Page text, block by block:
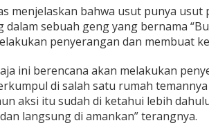
menjelaskan bahwa usut punya usut
dalam sebuah geng yang bernama
penyerangan dan membuat
ini berencana akan melakukan
di salah satu rumah
aksi itu sudah di ketahui lebih
langsung di amankan” terangnya.